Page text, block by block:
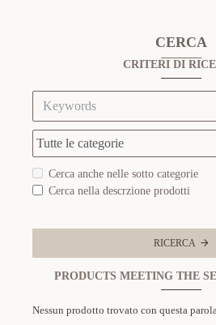
CERCA
CRITERI DI
Cerca anche nelle sotto categorie
Cerca nella descrzione prodotti
RICERCA
PRODUCTS MEETING THE
Nessun prodotto trovato con questa